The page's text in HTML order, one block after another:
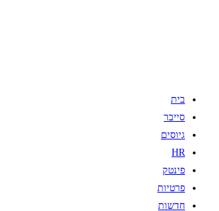
בית
סייבר
גיוסים
HR
פינטק
פרטיות
חדשות